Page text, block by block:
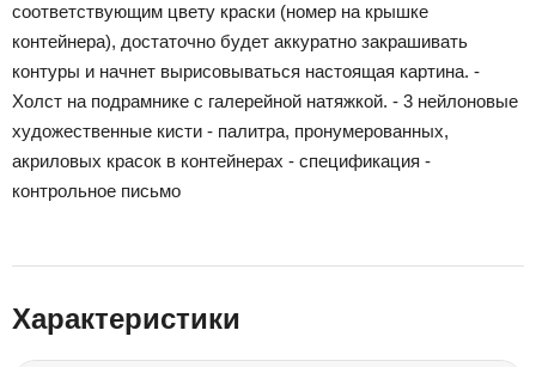
соответствующим цвету краски (номер на крышке
контейнера), достаточно будет аккуратно закрашивать
контуры и начнет вырисовываться настоящая картина. -
Холст на подрамнике с галерейной натяжкой. - 3 нейлоновые
художественные кисти - палитра, пронумерованных,
акриловых красок в контейнерах - спецификация -
контрольное письмо
Характеристики